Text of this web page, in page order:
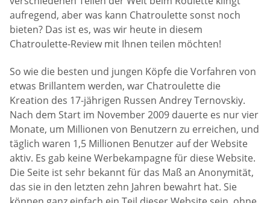
aufregend, aber was kann Chatroulette sonst noch
bieten? Das ist es, was wir heute in diesem
Chatroulette-Review mit Ihnen teilen möchten!
So wie die besten und jungen Köpfe die Vorfahren von
etwas Brillantem werden, war Chatroulette die
Kreation des 17-jährigen Russen Andrey Ternovskiy.
Nach dem Start im November 2009 dauerte es nur vier
Monate, um Millionen von Benutzern zu erreichen, und
täglich waren 1,5 Millionen Benutzer auf der Website
aktiv. Es gab keine Werbekampagne für diese Website.
Die Seite ist sehr bekannt für das Maß an Anonymität,
das sie in den letzten zehn Jahren bewahrt hat. Sie